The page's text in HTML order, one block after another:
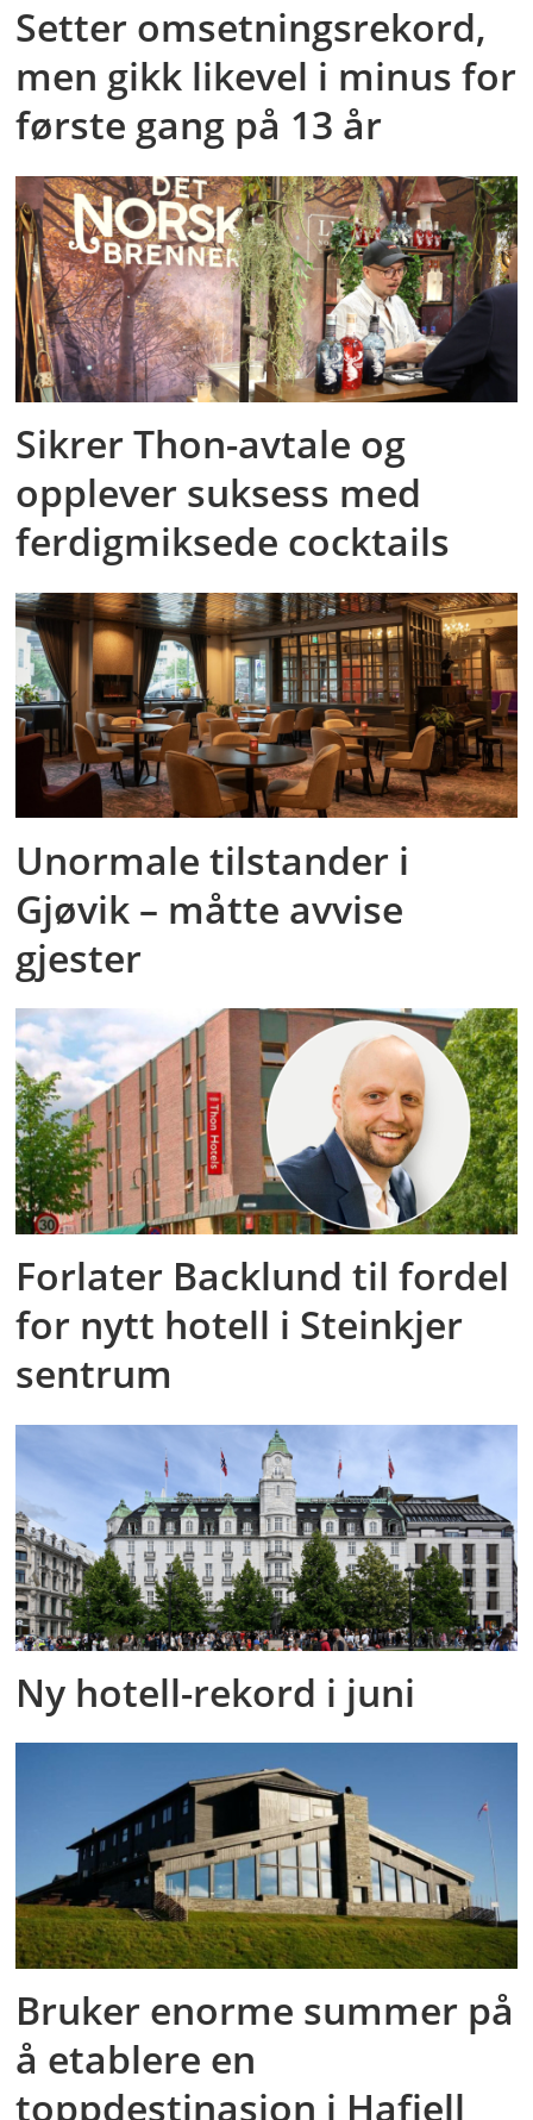
Setter omsetningsrekord,
men gikk likevel i minus for
første gang på 13 år
Sikrer Thon-avtale og
opplever suksess med
ferdigmiksede cocktails
Unormale tilstander i
Gjøvik – måtte avvise
gjester
Forlater Backlund til fordel
for nytt hotell i Steinkjer
sentrum
Ny hotell-rekord i juni
Bruker enorme summer på
å etablere en
toppdestinasjon i Hafjell